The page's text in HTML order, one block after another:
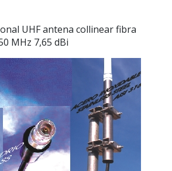
UHF antena collinear fibra
MHz 7,65 dBi